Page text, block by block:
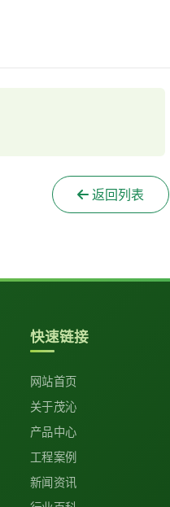
返回列表
快速链接
网站首页
关于茂沁
产品中心
工程案例
新闻资讯